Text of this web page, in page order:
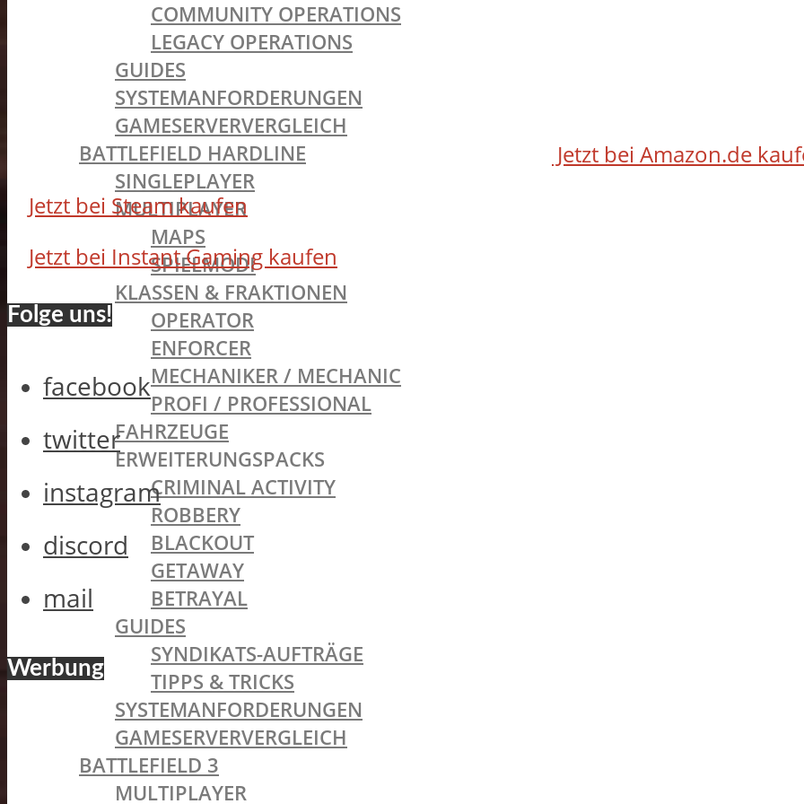
COMMUNITY OPERATIONS
LEGACY OPERATIONS
GUIDES
SYSTEMANFORDERUNGEN
GAMESERVERVERGLEICH
BATTLEFIELD HARDLINE
SINGLEPLAYER
MULTIPLAYER
MAPS
SPIELMODI
KLASSEN & FRAKTIONEN
OPERATOR
ENFORCER
MECHANIKER / MECHANIC
PROFI / PROFESSIONAL
FAHRZEUGE
ERWEITERUNGSPACKS
CRIMINAL ACTIVITY
ROBBERY
BLACKOUT
GETAWAY
BETRAYAL
GUIDES
SYNDIKATS-AUFTRÄGE
TIPPS & TRICKS
SYSTEMANFORDERUNGEN
GAMESERVERVERGLEICH
BATTLEFIELD 3
MULTIPLAYER
Jetzt bei Amazon.de
Jetzt bei Steam kaufen
Jetzt bei Instant Gaming kaufen
Folge uns!
facebook
twitter
instagram
discord
mail
Werbung